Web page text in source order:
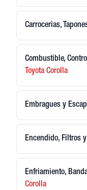
Carrocerias,
Combustible,
ToyotaCorolla
Embragues y
Encendido, Filtros
Enfriamiento,
Corolla